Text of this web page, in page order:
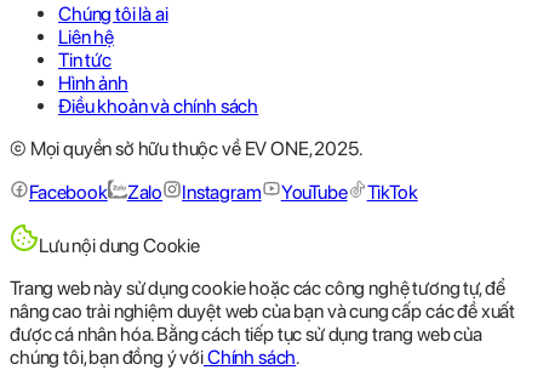
Chúng tôi là ai
Liên hệ
Tin tức
Hình ảnh
Điều khoản và chính sách
© Mọi quyền sở hữu thuộc về EV ONE, 2025.
Facebook
Zalo Instagram YouTube TikTok
Lưu nội dung Cookie
Trang web này sử dụng cookie hoặc các công nghệ tương tự, để
nâng cao trải nghiệm duyệt web của bạn và cung cấp các đề xuất
được cá nhân hóa. Bằng cách tiếp tục sử dụng trang web của
chúng tôi, bạn đồng ý vớiChính sách.